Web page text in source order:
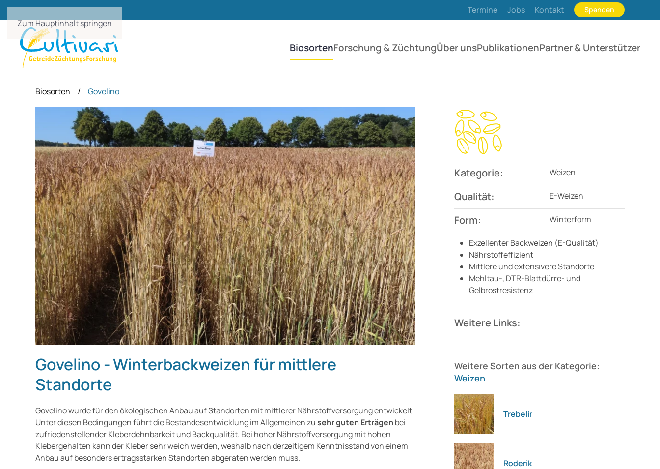
Zum Hauptinhalt springen
Termine Jobs Kontakt Spenden
BiosortenForschung & ZüchtungÜber unsPublikationenPartner & Unterstützer
Biosorten Govelino
Govelino - Winterbackweizen für mittlere
Standorte
Govelino wurde für den ökologischen Anbau auf Standorten mit mittlerer Nährstoffversorgung entwickelt.
Unter diesen Bedingungen führt die Bestandesentwicklung im Allgemeinen zusehr guten Erträgen bei
zufriedenstellender Kleberdehnbarkeit und Backqualität. Bei hoher Nährstoffversorgung mit hohen
Klebergehalten kann der Kleber sehr weich werden, weshalb nach derzeitigem Kenntnisstand von einem
Anbau auf besonders ertragsstarken Standorten abgeraten werden muss.
Kategorie: Weizen
Qualität: E-Weizen
Form: Winterform
Exzellenter Backweizen (E-Qualität)
Nährstoffeffizient
Mittlere und extensivere Standorte
Mehltau-, DTR-Blattdürre- und
Gelbrostresistenz
Weitere Links:
Weitere Sorten aus der Kategorie:
Weizen
Trebelir
Roderik